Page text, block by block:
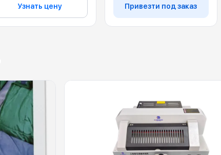
Узнать цену Привезти под заказ